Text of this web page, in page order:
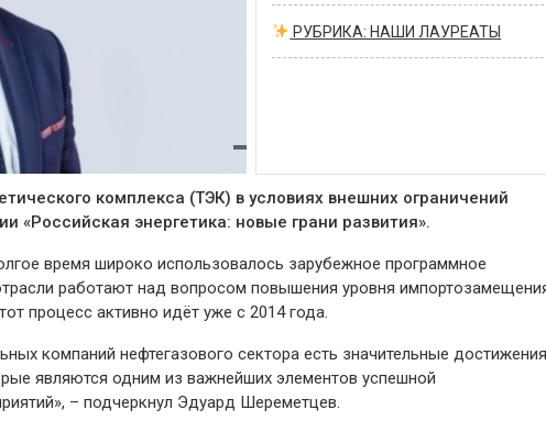
РУБРИКА: НАШИ ЛАУРЕАТЫ
комплекса (ТЭК) в условиях внешних ограничений
«Российская энергетика: новые грани развития».
время широко использовалось зарубежное программное
работают над вопросом повышения уровня
процесс активно идёт уже с 2014 года.
компаний нефтегазового сектора есть значительные достижения
являются одним из важнейших элементов успешной
– подчеркнул Эдуард Шереметцев.